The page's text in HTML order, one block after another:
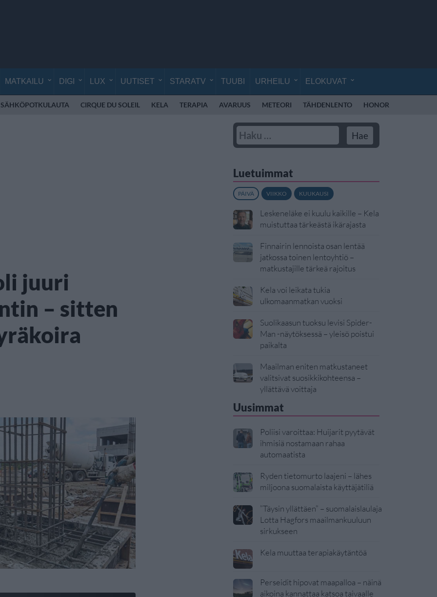
MATKAILU DIGI LUX UUTISET STARATV TUUBI URHEILU ELOKUVAT
SÄHKÖPOTKULAUTA CIRQUE DU SOLEIL KELA TERAPIA AVARUUS METEORI TÄHDENLENTO HONOR
juuri
– sitten
Luetuimmat
PÄIVÄ VIIKKO KUUKAUSI
Leskeneläke ei kuulu kaikille – Kela
muistuttaa tärkeästä ikärajasta
Finnairin lennoista osan lentää
jatkossa toinen lentoyhtiö –
matkustajille tärkeä rajoitus
Kela voi leikata tukia
ulkomaanmatkan vuoksi
Suolikaasun tuoksu levisi Spider-
Man -näytöksessä – yleisö poistui
paikalta
Maailman eniten matkustaneet
valitsivat suosikkikohteensa –
yllättävä voittaja
Uusimmat
Poliisi varoittaa: Huijarit pyytävät
ihmisiä nostamaan rahaa
automaatista
Ryden tietomurto laajeni – lähes
miljoona suomalaista käyttäjätiliä
”Täysin yllättäen” – suomalaislaulaja
Lotta Hagfors maailmankuuluun
sirkukseen
Kela muuttaa terapiakäytäntöä
Perseidit hipovat maapalloa – näinä
aikoina kannattaa katsoa taivaalle